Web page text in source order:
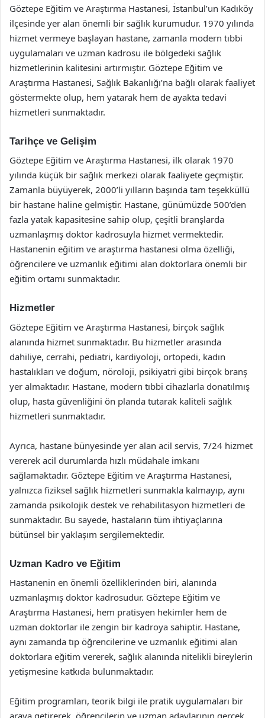
Göztepe Eğitim ve Araştırma Hastanesi, İstanbul’un Kadıköy
ilçesinde yer alan önemli bir sağlık kurumudur. 1970 yılında
hizmet vermeye başlayan hastane, zamanla modern tıbbi
uygulamaları ve uzman kadrosu ile bölgedeki sağlık
hizmetlerinin kalitesini artırmıştır. Göztepe Eğitim ve
Araştırma Hastanesi, Sağlık Bakanlığı’na bağlı olarak faaliyet
göstermekte olup, hem yatarak hem de ayakta tedavi
hizmetleri sunmaktadır.
Tarihçe ve Gelişim
Göztepe Eğitim ve Araştırma Hastanesi, ilk olarak 1970
yılında küçük bir sağlık merkezi olarak faaliyete geçmiştir.
Zamanla büyüyerek, 2000’li yılların başında tam teşekküllü
bir hastane haline gelmiştir. Hastane, günümüzde 500’den
fazla yatak kapasitesine sahip olup, çeşitli branşlarda
uzmanlaşmış doktor kadrosuyla hizmet vermektedir.
Hastanenin eğitim ve araştırma hastanesi olma özelliği,
öğrencilere ve uzmanlık eğitimi alan doktorlara önemli bir
eğitim ortamı sunmaktadır.
Hizmetler
Göztepe Eğitim ve Araştırma Hastanesi, birçok sağlık
alanında hizmet sunmaktadır. Bu hizmetler arasında
dahiliye, cerrahi, pediatri, kardiyoloji, ortopedi, kadın
hastalıkları ve doğum, nöroloji, psikiyatri gibi birçok branş
yer almaktadır. Hastane, modern tıbbi cihazlarla donatılmış
olup, hasta güvenliğini ön planda tutarak kaliteli sağlık
hizmetleri sunmaktadır.
Ayrıca, hastane bünyesinde yer alan acil servis, 7/24 hizmet
vererek acil durumlarda hızlı müdahale imkanı
sağlamaktadır. Göztepe Eğitim ve Araştırma Hastanesi,
yalnızca fiziksel sağlık hizmetleri sunmakla kalmayıp, aynı
zamanda psikolojik destek ve rehabilitasyon hizmetleri de
sunmaktadır. Bu sayede, hastaların tüm ihtiyaçlarına
bütünsel bir yaklaşım sergilemektedir.
Uzman Kadro ve Eğitim
Hastanenin en önemli özelliklerinden biri, alanında
uzmanlaşmış doktor kadrosudur. Göztepe Eğitim ve
Araştırma Hastanesi, hem pratisyen hekimler hem de
uzman doktorlar ile zengin bir kadroya sahiptir. Hastane,
aynı zamanda tıp öğrencilerine ve uzmanlık eğitimi alan
doktorlara eğitim vererek, sağlık alanında nitelikli bireylerin
yetişmesine katkıda bulunmaktadır.
Eğitim programları, teorik bilgi ile pratik uygulamaları bir
araya getirerek, öğrencilerin ve uzman adaylarının gerçek